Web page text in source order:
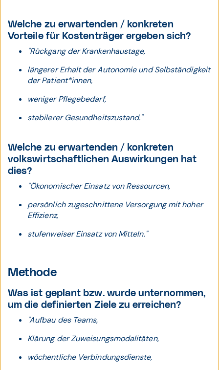
Welche zu erwartenden / konkreten
Vorteile für Kostenträger ergeben sich?
"Rückgang der Krankenhaustage,
längerer Erhalt der Autonomie und Selbständigkeit
der Patient*innen,
weniger Pflegebedarf,
stabilerer Gesundheitszustand."
Welche zu erwartenden / konkreten
volkswirtschaftlichen Auswirkungen hat
dies?
"Ökonomischer Einsatz von Ressourcen,
persönlich zugeschnittene Versorgung mit hoher
Effizienz,
stufenweiser Einsatz von Mitteln."
Methode
Was ist geplant bzw. wurde unternommen,
um die definierten Ziele zu erreichen?
"Aufbau des Teams,
Klärung der Zuweisungsmodalitäten,
wöchentliche Verbindungsdienste,